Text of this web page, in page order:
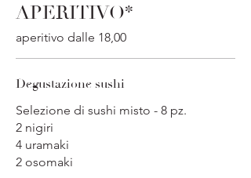
APERITIVO*
aperitivo dalle 18,00
Degustazione sushi
Selezione di sushi misto - 8 pz.
2 nigiri
4 uramaki
2 osomaki